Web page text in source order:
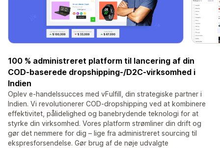
100 % administreret platform til lancering af din
COD-baserede dropshipping-/D2C-virksomhed i
Indien
Oplev e-handelssucces med vFulfill, din strategiske partner i
Indien. Vi revolutionerer COD-dropshipping ved at kombinere
effektivitet, pålidelighed og banebrydende teknologi for at
styrke din virksomhed. Vores platform strømliner din drift og
gør det nemmere for dig – lige fra administreret sourcing til
ekspresforsendelse. Gør brug af de nøje udvalgte